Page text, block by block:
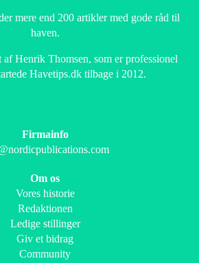
mere end 200 artikler med gode råd til
haven.
Henrik Thomsen, som er professionel
Havetips.dk tilbage i 2012.
Firmainfo
Om os
Vores historie
Redaktionen
Ledige stillinger
Giv et bidrag
Community